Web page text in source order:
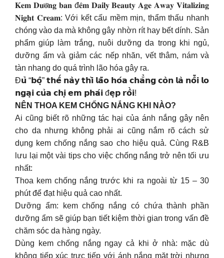
𝐊𝐞𝐦 𝐃𝐮̛𝐨̛̃𝐧𝐠 𝐛𝐚𝐧 đ𝐞̂𝐦 𝐃𝐚𝐢𝐥𝐲 𝐁𝐞𝐚𝐮𝐭𝐲 𝐀𝐠𝐞 𝐀𝐰𝐚𝐲 𝐕𝐢𝐭𝐚𝐥𝐢𝐳𝐢𝐧𝐠
𝐍𝐢𝐠𝐡𝐭 𝐂𝐫𝐞𝐚𝐦: Với kết cấu mềm mịn, thẩm thấu nhanh
chóng vào da mà không gây nhờn rít hay bết dính. Sản
phẩm giúp làm trắng, nuôi dưỡng da trong khi ngủ,
dưỡng ẩm và giảm các nếp nhăn, vết thâm, nám và
tàn nhang do quá trình lão hóa gây ra.
Đ𝘂̉ “𝗯𝗼̣̂” 𝘁𝗵𝗲̂́ 𝗻𝗮̀𝘆 𝘁𝗵𝗶̀ 𝗹𝗮̃𝗼 𝗵𝗼́𝗮 𝗰𝗵𝗮̆̉𝗻𝗴 𝗰𝗼̀𝗻 𝗹𝗮̀ 𝗻𝗼̂̃𝗶 𝗹𝗼
𝗻𝗴𝗮̣𝗶 𝗰𝘂̉𝗮 𝗰𝗵𝗶̣ 𝗲𝗺 𝗽𝗵𝗮́𝗶 đ𝗲̣𝗽 𝗿𝗼̂̀𝗶!
NÊN THOA KEM CHỐNG NẮNG KHI NÀO?
Ai cũng biết rõ những tác hại của ánh nắng gây nên
cho da nhưng không phải ai cũng nắm rõ cách sử
dụng kem chống nắng sao cho hiệu quả. Cùng R&B
lưu lại một vài tips cho việc chống nắng trở nên tối ưu
nhất:
Thoa kem chống nắng trước khi ra ngoài từ 15 – 30
phút để đạt hiệu quả cao nhất.
Dưỡng ẩm: kem chống nắng có chứa thành phần
dưỡng ẩm sẽ giúp bạn tiết kiệm thời gian trong vấn đề
chăm sóc da hàng ngày.
Dùng kem chống nắng ngay cả khi ở nhà: mặc dù
không tiếp xúc trực tiếp với ánh nắng mặt trời nhưng